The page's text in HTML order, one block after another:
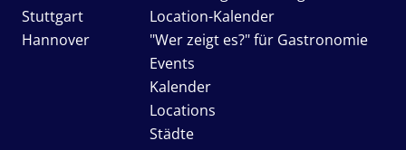
Stuttgart
Hannover
Location-Kalender
"Wer zeigt es?" für Gastronomie
Events
Kalender
Locations
Städte